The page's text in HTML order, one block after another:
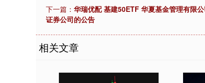
下一篇： 华瑞优配 基建50ETF 华夏基金管理有限
证券公司的公告
相关文章